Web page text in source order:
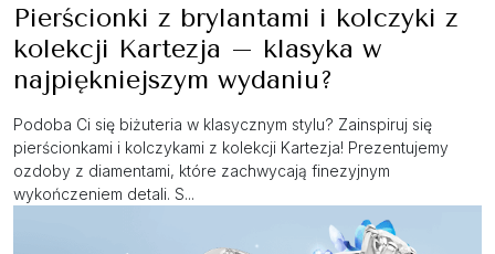
Pierścionki z brylantami i kolczyki z
kolekcji Kartezja – klasyka w
najpiękniejszym wydaniu?
Podoba Ci się biżuteria w klasycznym stylu? Zainspiruj się
pierścionkami i kolczykami z kolekcji Kartezja! Prezentujemy
ozdoby z diamentami, które zachwycają finezyjnym
wykończeniem detali. S...